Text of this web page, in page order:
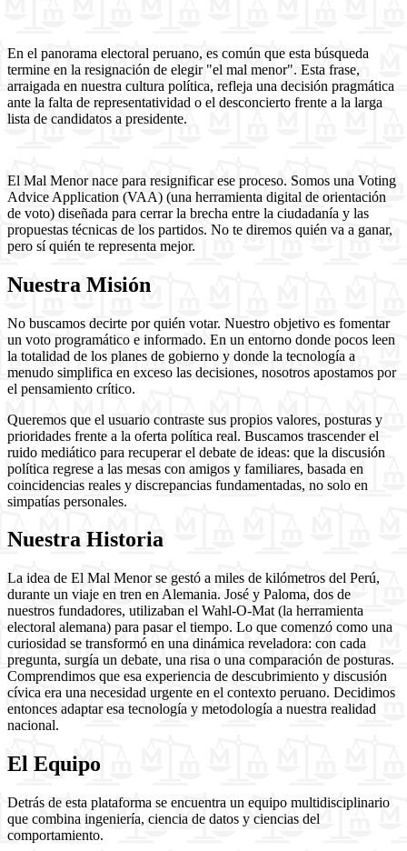
En el panorama electoral peruano, es común que esta búsqueda
termine en la resignación de elegir "el mal menor". Esta frase,
arraigada en nuestra cultura política, refleja una decisión pragmática
ante la falta de representatividad o el desconcierto frente a la larga
lista de candidatos a presidente.
El Mal Menor nace para resignificar ese proceso. Somos una Voting
Advice Application (VAA) (una herramienta digital de orientación
de voto) diseñada para cerrar la brecha entre la ciudadanía y las
propuestas técnicas de los partidos. No te diremos quién va a ganar,
pero sí quién te representa mejor.
Nuestra Misión
No buscamos decirte por quién votar. Nuestro objetivo es fomentar
un voto programático e informado. En un entorno donde pocos leen
la totalidad de los planes de gobierno y donde la tecnología a
menudo simplifica en exceso las decisiones, nosotros apostamos por
el pensamiento crítico.
Queremos que el usuario contraste sus propios valores, posturas y
prioridades frente a la oferta política real. Buscamos trascender el
ruido mediático para recuperar el debate de ideas: que la discusión
política regrese a las mesas con amigos y familiares, basada en
coincidencias reales y discrepancias fundamentadas, no solo en
simpatías personales.
Nuestra Historia
La idea de El Mal Menor se gestó a miles de kilómetros del Perú,
durante un viaje en tren en Alemania. José y Paloma, dos de
nuestros fundadores, utilizaban el Wahl-O-Mat (la herramienta
electoral alemana) para pasar el tiempo. Lo que comenzó como una
curiosidad se transformó en una dinámica reveladora: con cada
pregunta, surgía un debate, una risa o una comparación de posturas.
Comprendimos que esa experiencia de descubrimiento y discusión
cívica era una necesidad urgente en el contexto peruano. Decidimos
entonces adaptar esa tecnología y metodología a nuestra realidad
nacional.
El Equipo
Detrás de esta plataforma se encuentra un equipo multidisciplinario
que combina ingeniería, ciencia de datos y ciencias del
comportamiento.